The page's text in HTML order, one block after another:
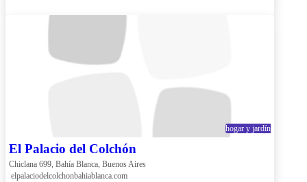
hogar y jardín
El Palacio del Colchón
Chiclana 699, Bahía Blanca, Buenos Aires
elpalaciodelcolchonbahiablanca.com